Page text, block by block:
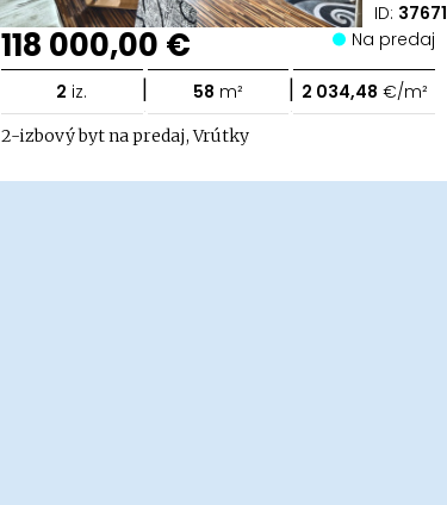
ID: 37671
118 000,00 € Na predaj
2 iz. | 58 m² | 2 034,48 €/m²
2-izbový byt na predaj, Vrútky